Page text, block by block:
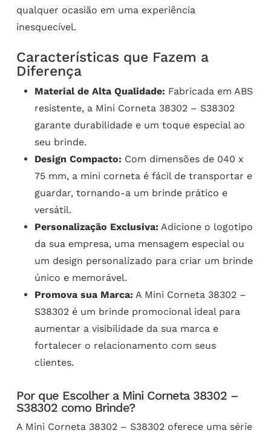
qualquer ocasião em uma experiência
inesquecível.
Características que Fazem a
Diferença
Material de Alta Qualidade: Fabricada em ABS
resistente, a Mini Corneta 38302 – S38302
garante durabilidade e um toque especial ao
seu brinde.
Design Compacto: Com dimensões de 040 x
75 mm, a mini corneta é fácil de transportar e
guardar, tornando-a um brinde prático e
versátil.
Personalização Exclusiva: Adicione o logotipo
da sua empresa, uma mensagem especial ou
um design personalizado para criar um brinde
único e memorável.
Promova sua Marca: A Mini Corneta 38302 –
S38302 é um brinde promocional ideal para
aumentar a visibilidade da sua marca e
fortalecer o relacionamento com seus
clientes.
Por que Escolher a Mini Corneta 38302 –
S38302 como Brinde?
A Mini Corneta 38302 – S38302 oferece uma série